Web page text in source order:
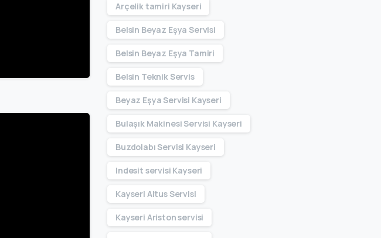
Arçelik tamiri Kayseri
Belsin Beyaz Eşya Servisi
Belsin Beyaz Eşya Tamiri
Belsin Teknik Servis
Beyaz Eşya Servisi Kayseri
Bulaşık Makinesi Servisi Kayseri
Buzdolabı Servisi Kayseri
Indesit servisi Kayseri
Kayseri Altus Servisi
Kayseri Ariston servisi